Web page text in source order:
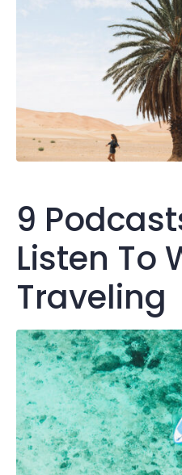
9
Listen To
Traveling